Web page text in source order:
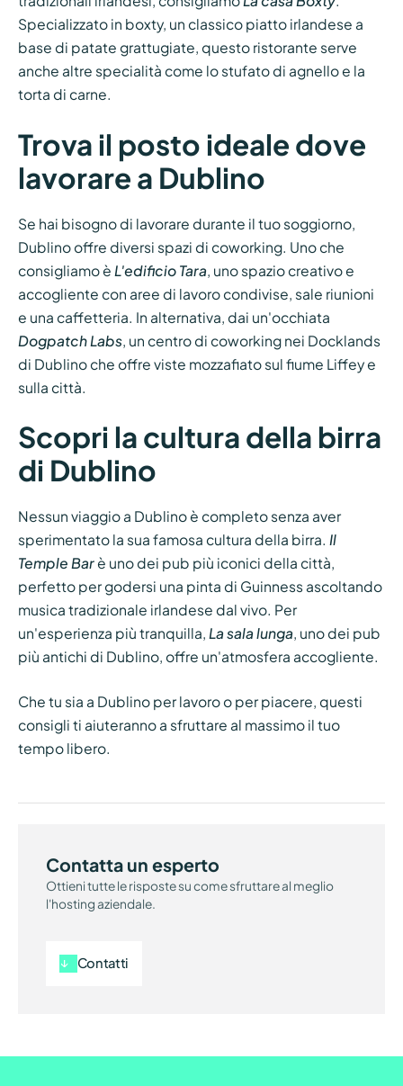
Specializzato in boxty, un classico piatto irlandese a
base di patate grattugiate, questo ristorante serve
anche altre specialità come lo stufato di agnello e la
torta di carne.
Trova il posto ideale dove
lavorare a Dublino
Se hai bisogno di lavorare durante il tuo soggiorno,
Dublino offre diversi spazi di coworking. Uno che
consigliamo è L'edificio Tara , uno spazio creativo e
accogliente con aree di lavoro condivise, sale riunioni
e una caffetteria. In alternativa, dai un'occhiata
Dogpatch Labs, un centro di coworking nei Docklands
di Dublino che offre viste mozzafiato sul fiume Liffey e
sulla città.
Scopri la cultura della birra
di Dublino
Nessun viaggio a Dublino è completo senza aver
sperimentato la sua famosa cultura della birra. Il
Temple Barè uno dei pub più iconici della città,
perfetto per godersi una pinta di Guinness ascoltando
musica tradizionale irlandese dal vivo. Per
un'esperienza più tranquilla, La sala lunga, uno dei pub
più antichi di Dublino, offre un'atmosfera accogliente.
Che tu sia a Dublino per lavoro o per piacere, questi
consigli ti aiuteranno a sfruttare al massimo il tuo
tempo libero.
Contatta un esperto
Ottieni tutte le risposte su come sfruttare al meglio
l'hosting aziendale.
Contatti